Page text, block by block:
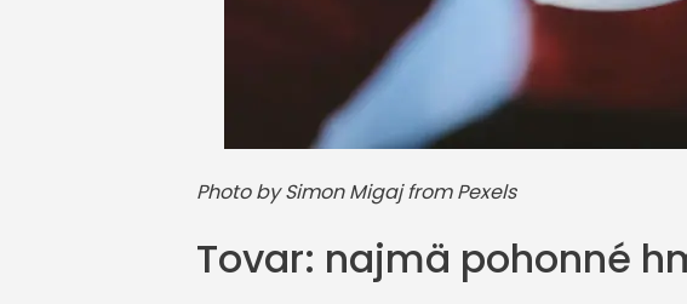
Photo by Simon Migaj from Pexels
Tovar: najmä pohonné